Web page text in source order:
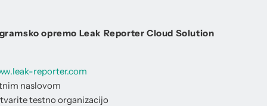
opremo Leak Reporter Cloud Solution
reporter.com
naslovom
testno organizacijo